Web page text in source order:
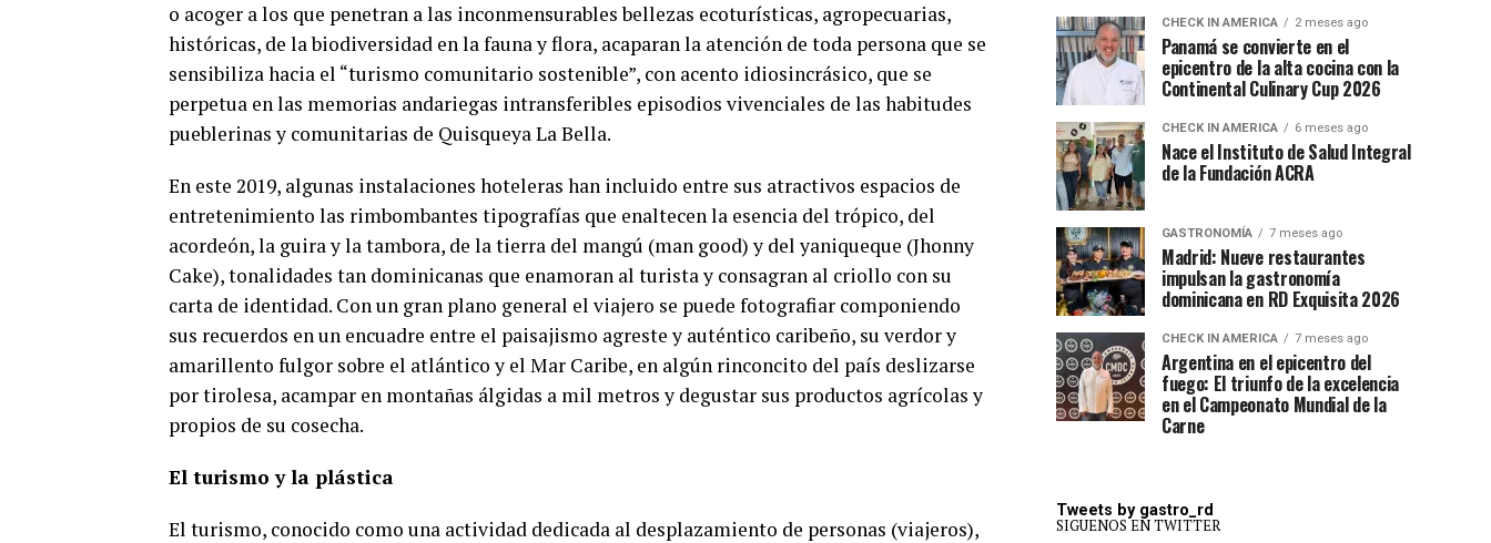
o acoger a los que penetran a las inconmensurables bellezas ecoturísticas, agropecuarias,
históricas, de la biodiversidad en la fauna y flora, acaparan la atención de toda persona que se
sensibiliza hacia el “turismo comunitario sostenible”, con acento idiosincrásico, que se
perpetua en las memorias andariegas intransferibles episodios vivenciales de las habitudes
pueblerinas y comunitarias de Quisqueya La Bella.
En este 2019, algunas instalaciones hoteleras han incluido entre sus atractivos espacios de
entretenimiento las rimbombantes tipografías que enaltecen la esencia del trópico, del
acordeón, la guira y la tambora, de la tierra del mangú (man good) y del yaniqueque (Jhonny
Cake), tonalidades tan dominicanas que enamoran al turista y consagran al criollo con su
carta de identidad. Con un gran plano general el viajero se puede fotografiar componiendo
sus recuerdos en un encuadre entre el paisajismo agreste y auténtico caribeño, su verdor y
amarillento fulgor sobre el atlántico y el Mar Caribe, en algún rinconcito del país deslizarse
por tirolesa, acampar en montañas álgidas a mil metros y degustar sus productos agrícolas y
propios de su cosecha.
El turismo y la plástica
El turismo, conocido como una actividad dedicada al desplazamiento de personas (viajeros),
CHECK IN AMERICA 2 meses ago
Panamá se convierte en el
epicentro de la alta cocina con la
Continental Culinary Cup 2026
CHECK IN AMERICA 6 meses ago
Nace el Instituto de Salud Integral
de la Fundación ACRA
GASTRONOMÍA 7 meses ago
Madrid: Nueve restaurantes
impulsan la gastronomía
dominicana en RD Exquisita 2026
CHECK IN AMERICA 7 meses ago
Argentina en el epicentro del
fuego: El triunfo de la excelencia
en el Campeonato Mundial de la
Carne
Tweets by gastro_rd
SIGUENOS EN TWITTER